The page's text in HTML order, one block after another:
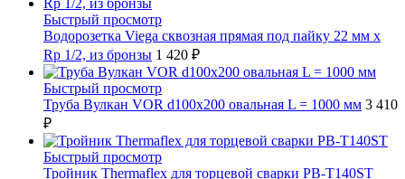
Быстрый просмотр
Водорозетка Viega сквозная прямая под пайку 22 мм х
Rp 1/2, из бронзы 1 420 ₽
Быстрый просмотр
Труба Вулкан VOR d100x200 овальная L = 1000 мм 3 410
₽
Быстрый просмотр
Тройник Thermaflex для торцевой сварки PB-T140ST